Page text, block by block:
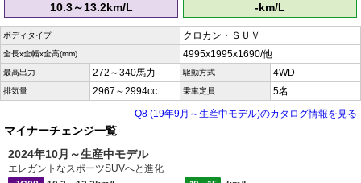
10.3～13.2km/L -km/L
ボディタイプ クロカン・ＳＵＶ
全長x全幅x全高(mm) 4995x1995x1690/他
最高出力 272～340馬力 駆動方式 4WD
排気量 2967～2994cc 乗車定員
5名
Q8 (19年9月～生産中モデル)のカタログ情報を見る
マイナーチェンジ一覧
2024年10月～生産中モデル
エレガントなスポーツSUVへと進化